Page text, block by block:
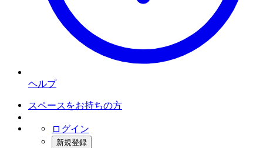
ヘルプ
スペースをお持ちの方
ログイン
新規登録